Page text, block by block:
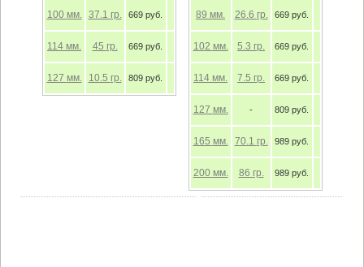
100 мм. 37.1 гр. 669 руб.
114 мм. 45 гр. 669 руб.
127 мм. 10.5 гр. 809 руб.
89 мм. 26.6 гр. 669 руб.
102 мм. 5.3 гр. 669 руб.
114 мм. 7.5 гр. 669 руб.
127 мм. - 809 руб.
165 мм. 70.1 гр. 989 руб.
200 мм. 86 гр. 989 руб.